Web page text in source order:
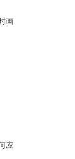
画
应